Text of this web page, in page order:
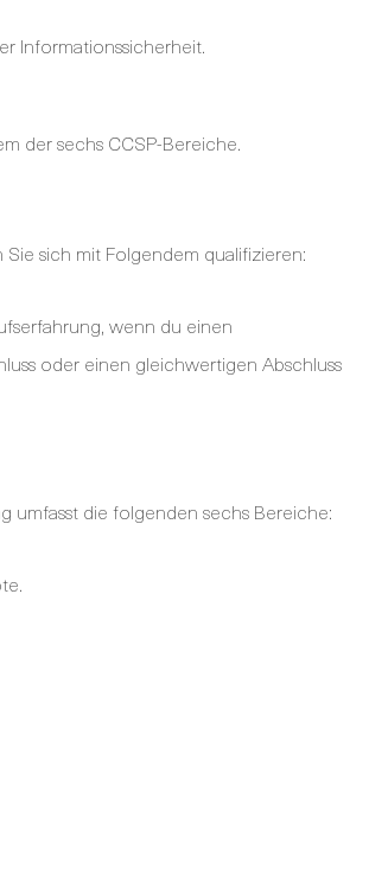
Informationssicherheit.
der sechs CCSP-Bereiche.
sich mit Folgendem qualifizieren:
wenn du einen
oder einen gleichwertigen Abschluss
umfasst die folgenden sechs Bereiche: